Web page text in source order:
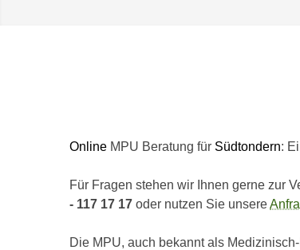
Online MPU Beratung für Südtondern:
Für Fragen stehen wir Ihnen gerne zur
- 117 17 17 oder nutzen Sie unsere
Die MPU, auch bekannt als